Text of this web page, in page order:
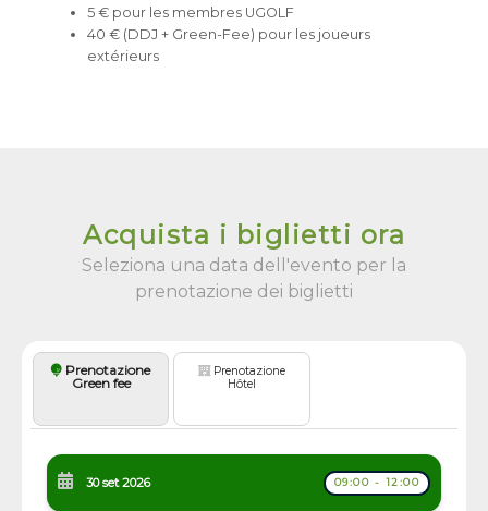
5 € pour les membres UGOLF
40 € (DDJ + Green-Fee) pour les joueurs
extérieurs
Acquista i biglietti ora
Seleziona una data dell'evento per la
prenotazione dei biglietti
Prenotazione
Green fee
Prenotazione
Hôtel
30 set 2026 09:00 - 12:00